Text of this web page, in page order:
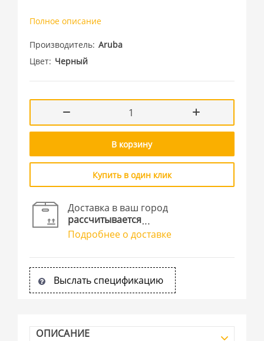
Полное описание
Производитель Aruba
Цвет Черный
В корзину
Купить в один клик
Доставка в ваш город
рассчитывается
Подробнее о доставке
Выслать спецификацию
ОПИСАНИЕ